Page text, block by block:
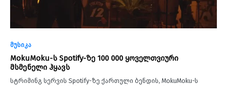
მუსიკა
MokuMoku-ს Spotify-ზე 100 000 ყოველთვიური
მსმენელი ჰყავს
სტრიმინგ სერვის Spotify-ზე ქართული ბენდის, MokuMoku-ს